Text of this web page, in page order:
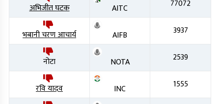
अभिजीत घटक AITC 77072
भबानी चरण आचार्य AIFB 3937
नोटा NOTA 2539
रवि यादव INC 1555